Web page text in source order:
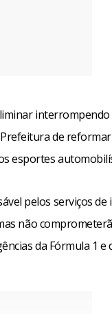
de
esportes
pelos serviços
não
da Fórmula 1 e